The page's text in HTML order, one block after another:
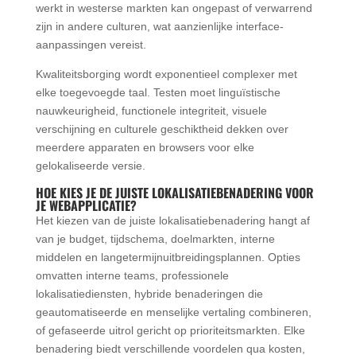
werkt in westerse markten kan ongepast of verwarrend
zijn in andere culturen, wat aanzienlijke interface-
aanpassingen vereist.
Kwaliteitsborging wordt exponentieel complexer met
elke toegevoegde taal. Testen moet linguïstische
nauwkeurigheid, functionele integriteit, visuele
verschijning en culturele geschiktheid dekken over
meerdere apparaten en browsers voor elke
gelokaliseerde versie.
HOE KIES JE DE JUISTE LOKALISATIEBENADERING VOOR
JE WEBAPPLICATIE?
Het kiezen van de juiste lokalisatiebenadering hangt af
van je budget, tijdschema, doelmarkten, interne
middelen en langetermijnuitbreidingsplannen. Opties
omvatten interne teams, professionele
lokalisatiediensten, hybride benaderingen die
geautomatiseerde en menselijke vertaling combineren,
of gefaseerde uitrol gericht op prioriteitsmarkten. Elke
benadering biedt verschillende voordelen qua kosten,